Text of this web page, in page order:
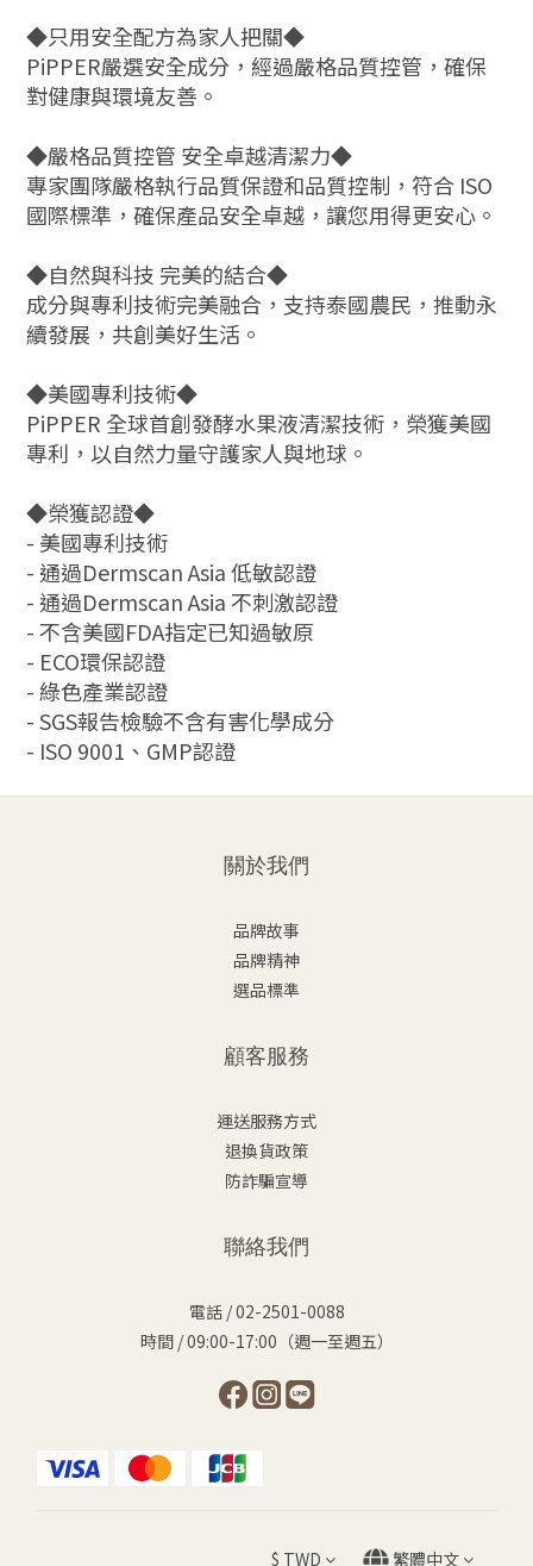
◆只用安全配方為家人把關◆
PiPPER嚴選安全成分，經過嚴格品質控管，確保
對健康與環境友善。
◆嚴格品質控管 安全卓越清潔力◆
專家團隊嚴格執行品質保證和品質控制，符合 ISO
國際標準，確保產品安全卓越，讓您用得更安心。
◆自然與科技 完美的結合◆
成分與專利技術完美融合，支持泰國農民，推動永
續發展，共創美好生活。
◆美國專利技術◆
PiPPER 全球首創發酵水果液清潔技術，榮獲美國
專利，以自然力量守護家人與地球。
◆榮獲認證◆
- 美國專利技術
- 通過Dermscan Asia 低敏認證
- 通過Dermscan Asia 不刺激認證
- 不含美國FDA指定已知過敏原
- ECO環保認證
- 綠色產業認證
- SGS報告檢驗不含有害化學成分
- ISO 9001、GMP認證
關於我們
品牌故事
品牌精神
選品標準
顧客服務
運送服務方式
退換貨政策
防詐騙宣導
聯絡我們
電話 / 02-2501-0088
時間 / 09:00-17:00（週一至週五）
$ TWD 繁體中文